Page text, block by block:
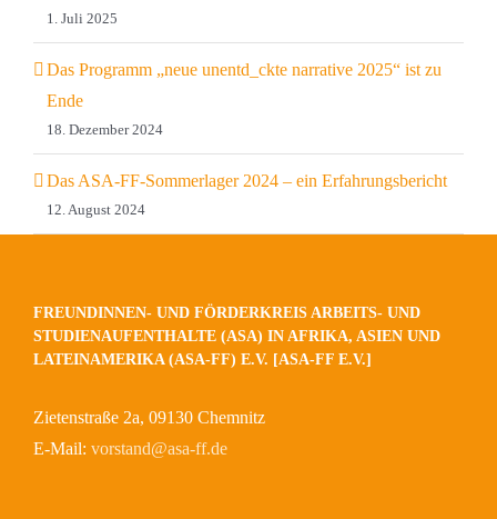
1. Juli 2025
Das Programm „neue unentd_ckte narrative 2025“ ist zu
Ende
18. Dezember 2024
Das ASA-FF-Sommerlager 2024 – ein Erfahrungsbericht
12. August 2024
FREUNDINNEN- UND FÖRDERKREIS ARBEITS- UND
STUDIENAUFENTHALTE (ASA) IN AFRIKA, ASIEN UND
LATEINAMERIKA (ASA-FF) E.V. [ASA-FF E.V.]
Zietenstraße 2a, 09130 Chemnitz
E-Mail: vorstand@asa-ff.de